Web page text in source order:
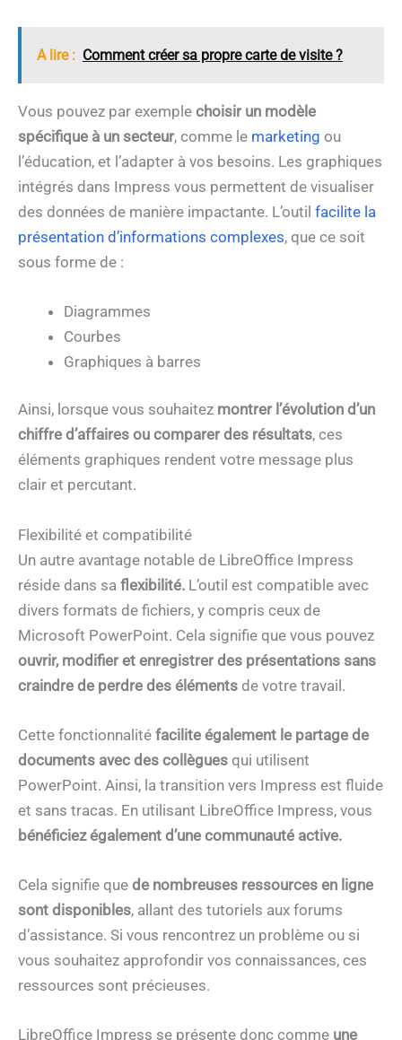
A lire : Comment créer sa propre carte de visite ?
Vous pouvez par exemple choisir un modèle
spécifique à un secteur, comme le marketing ou
l’éducation, et l’adapter à vos besoins. Les graphiques
intégrés dans Impress vous permettent de visualiser
des données de manière impactante. L’outil facilite la
présentation d’informations complexes, que ce soit
sous forme de :
Diagrammes
Courbes
Graphiques à barres
Ainsi, lorsque vous souhaitez montrer l’évolution d’un
chiffre d’affaires ou comparer des résultats, ces
éléments graphiques rendent votre message plus
clair et percutant.
Flexibilité et compatibilité
Un autre avantage notable de LibreOffice Impress
réside dans sa flexibilité. L’outil est compatible avec
divers formats de fichiers, y compris ceux de
Microsoft PowerPoint. Cela signifie que vous pouvez
ouvrir, modifier et enregistrer des présentations sans
craindre de perdre des éléments de votre travail.
Cette fonctionnalité facilite également le partage de
documents avec des collègues qui utilisent
PowerPoint. Ainsi, la transition vers Impress est fluide
et sans tracas. En utilisant LibreOffice Impress, vous
bénéficiez également d’une communauté active.
Cela signifie que de nombreuses ressources en ligne
sont disponibles, allant des tutoriels aux forums
d’assistance. Si vous rencontrez un problème ou si
vous souhaitez approfondir vos connaissances, ces
ressources sont précieuses.
LibreOffice Impress se présente donc comme une